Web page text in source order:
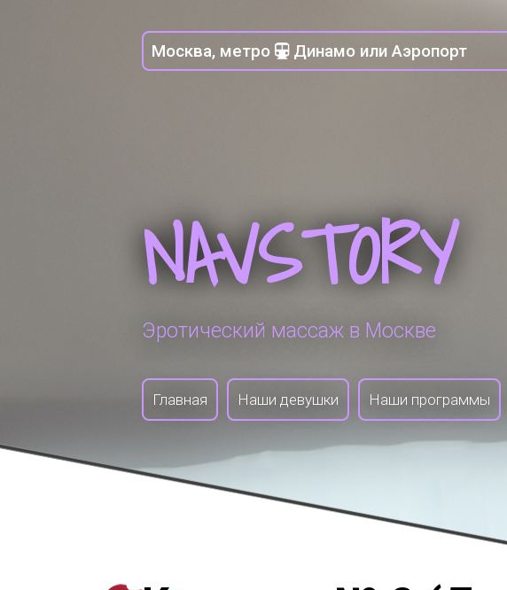
Москва, метро Динамо или Аэропорт
NAVSTORY
Эротический массаж в Москве
Главная Наши девушки Наши программы